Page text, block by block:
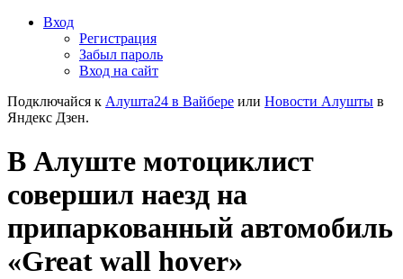
Вход
Регистрация
Забыл пароль
Вход на сайт
Подключайся к Алушта24 в Вайбере или Новости Алушты в
Яндекс Дзен.
В Алуште мотоциклист
совершил наезд на
припаркованный автомобиль
«Great wall hover»